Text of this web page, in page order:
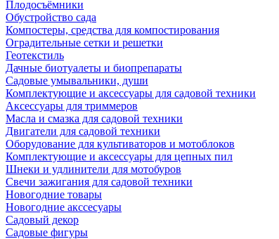
Плодосъёмники
Обустройство сада
Компостеры, средства для компостирования
Оградительные сетки и решетки
Геотекстиль
Дачные биотуалеты и биопрепараты
Садовые умывальники, души
Комплектующие и аксессуары для садовой техники
Аксессуары для триммеров
Масла и смазка для садовой техники
Двигатели для садовой техники
Оборудование для культиваторов и мотоблоков
Комплектующие и аксессуары для цепных пил
Шнеки и удлинители для мотобуров
Свечи зажигания для садовой техники
Новогодние товары
Новогодние акссесуары
Садовый декор
Садовые фигуры